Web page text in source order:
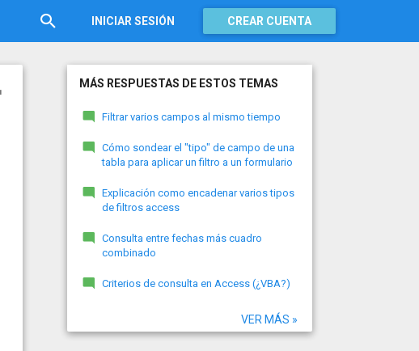
INICIAR SESIÓN CREAR CUENTA
MÁS RESPUESTAS DE ESTOS TEMAS
Filtrar varios campos al mismo tiempo
Cómo sondear el "tipo" de campo de una
tabla para aplicar un filtro a un formulario
Explicación como encadenar varios tipos
de filtros access
Consulta entre fechas más cuadro
combinado
Criterios de consulta en Access (¿VBA?)
VER MÁS »